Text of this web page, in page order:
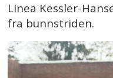
Linea Kessler-
fra bunnstriden.